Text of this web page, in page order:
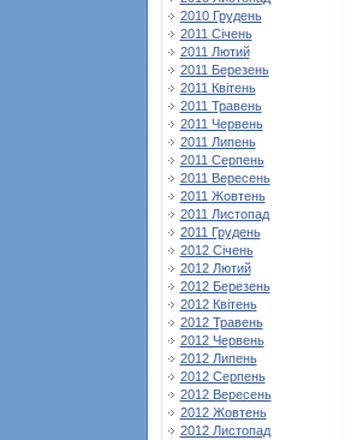
2010 Грудень
2011 Січень
2011 Лютий
2011 Березень
2011 Квітень
2011 Травень
2011 Червень
2011 Липень
2011 Серпень
2011 Вересень
2011 Жовтень
2011 Листопад
2011 Грудень
2012 Січень
2012 Лютий
2012 Березень
2012 Квітень
2012 Травень
2012 Червень
2012 Липень
2012 Серпень
2012 Вересень
2012 Жовтень
2012 Листопад